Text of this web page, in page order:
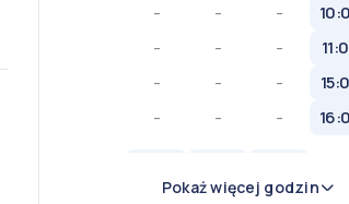
-
-
-
-
-
-
-
-
-
-
-
-
Pokaż więcej godzin